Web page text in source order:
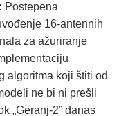
Postepena
16-antennih
za ažuriranje
algoritma koji štiti od
ne bi ni prešli
„Geranj-2” danas